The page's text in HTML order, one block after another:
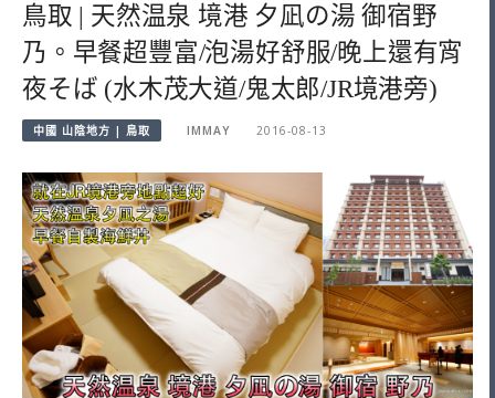
鳥取 | 天然温泉 境港 夕凪の湯 御宿野
乃。早餐超豐富/泡湯好舒服/晚上還有宵
夜そば (水木茂大道/鬼太郎/JR境港旁)
中國 山陰地方 | 鳥取 IMMAY 2016-08-13